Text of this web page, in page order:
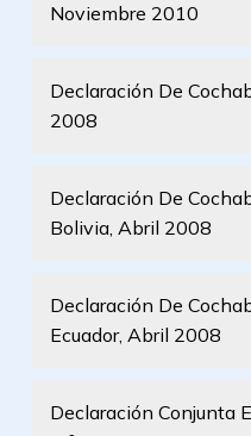
Noviembre 2010
Declaración De
2008
Declaración De
Bolivia, Abril 2008
Declaración De
Ecuador, Abril 2008
Declaración Conjunta